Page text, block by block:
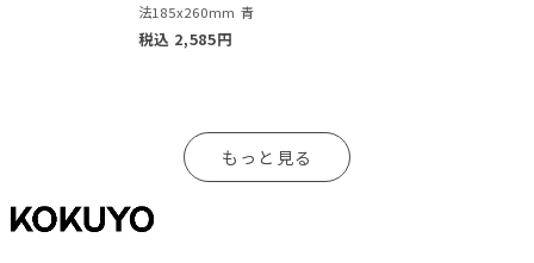
法185x260mm 青
税込 2,585円
もっと見る